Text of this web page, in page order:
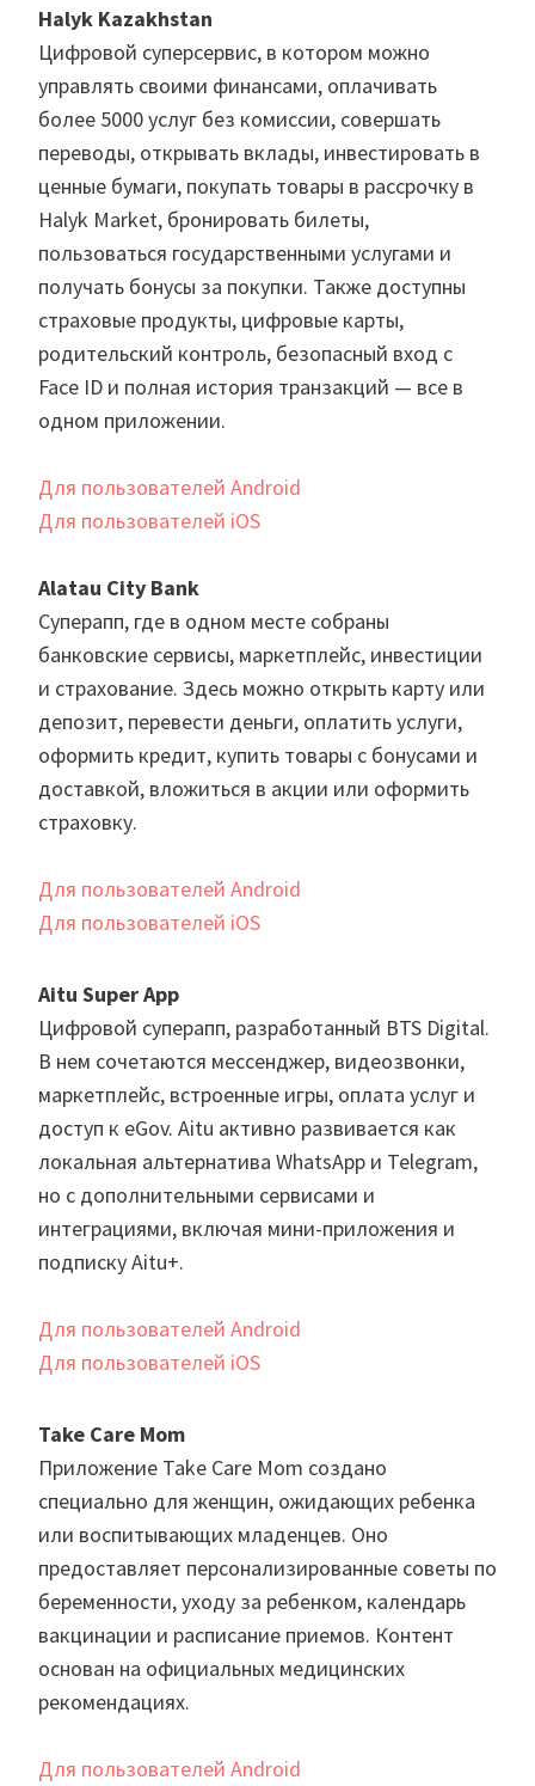
Halyk Kazakhstan
Цифровой суперсервис, в котором можно
управлять своими финансами, оплачивать
более 5000 услуг без комиссии, совершать
переводы, открывать вклады, инвестировать в
ценные бумаги, покупать товары в рассрочку в
Halyk Market, бронировать билеты,
пользоваться государственными услугами и
получать бонусы за покупки. Также доступны
страховые продукты, цифровые карты,
родительский контроль, безопасный вход с
Face ID и полная история транзакций — все в
одном приложении.
Для пользователей Android
Для пользователей iOS
Alatau City Bank
Суперапп, где в одном месте собраны
банковские сервисы, маркетплейс, инвестиции
и страхование. Здесь можно открыть карту или
депозит, перевести деньги, оплатить услуги,
оформить кредит, купить товары с бонусами и
доставкой, вложиться в акции или оформить
страховку.
Для пользователей Android
Для пользователей iOS
Aitu Super App
Цифровой суперапп, разработанный BTS Digital.
В нем сочетаются мессенджер, видеозвонки,
маркетплейс, встроенные игры, оплата услуг и
доступ к eGov. Aitu активно развивается как
локальная альтернатива WhatsApp и Telegram,
но с дополнительными сервисами и
интеграциями, включая мини-приложения и
подписку Aitu+.
Для пользователей Android
Для пользователей iOS
Take Care Mom
Приложение Take Care Mom создано
специально для женщин, ожидающих ребенка
или воспитывающих младенцев. Оно
предоставляет персонализированные советы по
беременности, уходу за ребенком, календарь
вакцинации и расписание приемов. Контент
основан на официальных медицинских
рекомендациях.
Для пользователей Android